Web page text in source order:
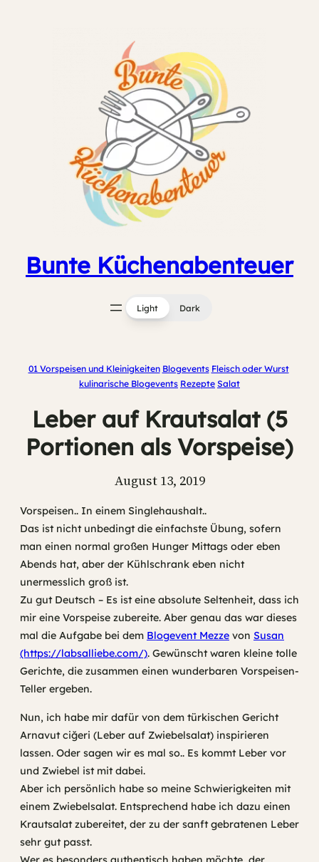
Bunte Küchenabenteuer
Light Dark
01 Vorspeisen und Kleinigkeiten Blogevents Fleisch oder Wurst
kulinarische Blogevents Rezepte Salat
Leber auf Krautsalat (5
Portionen als Vorspeise)
August 13, 2019
Vorspeisen.. In einem Singlehaushalt..
Das ist nicht unbedingt die einfachste Übung, sofern
man einen normal großen Hunger Mittags oder eben
Abends hat, aber der Kühlschrank eben nicht
unermesslich groß ist.
Zu gut Deutsch – Es ist eine absolute Seltenheit, dass ich
mir eine Vorspeise zubereite. Aber genau das war dieses
mal die Aufgabe bei dem Blogevent Mezze von Susan
(https://labsalliebe.com/). Gewünscht waren kleine tolle
Gerichte, die zusammen einen wunderbaren Vorspeisen-
Teller ergeben.
Nun, ich habe mir dafür von dem türkischen Gericht
Arnavut ciğeri (Leber auf Zwiebelsalat) inspirieren
lassen. Oder sagen wir es mal so.. Es kommt Leber vor
und Zwiebel ist mit dabei.
Aber ich persönlich habe so meine Schwierigkeiten mit
einem Zwiebelsalat. Entsprechend habe ich dazu einen
Krautsalat zubereitet, der zu der sanft gebratenen Leber
sehr gut passt.